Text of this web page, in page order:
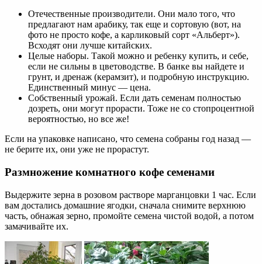
Отечественные производители. Они мало того, что
предлагают нам арабику, так еще и сортовую (вот, на
фото не просто кофе, а карликовый сорт «Альберт»).
Всходят они лучше китайских.
Целые наборы. Такой можно и ребенку купить, и себе,
если не сильны в цветоводстве. В банке вы найдете и
грунт, и дренаж (керамзит), и подробную инструкцию.
Единственный минус — цена.
Собственный урожай. Если дать семенам полностью
дозреть, они могут прорасти. Тоже не со стопроцентной
вероятностью, но все же!
Если на упаковке написано, что семена собраны год назад —
не берите их, они уже не прорастут.
Размножение комнатного кофе семенами
Выдержите зерна в розовом растворе марганцовки 1 час. Если
вам достались домашние ягодки, сначала снимите верхнюю
часть, обнажая зерно, промойте семена чистой водой, а потом
замачивайте их.